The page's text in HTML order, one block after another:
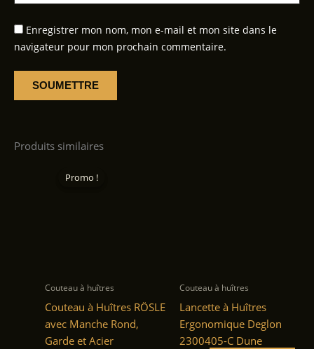
Enregistrer mon nom, mon e-mail et mon site dans le
navigateur pour mon prochain commentaire.
Produits similaires
Promo !
Promo !
Couteau à huîtres
Couteau à Huîtres RÖSLE
avec Manche Rond,
Garde et Acier
Couteau à huîtres
Lancette à Huîtres
Ergonomique Deglon
2300405-C Dune